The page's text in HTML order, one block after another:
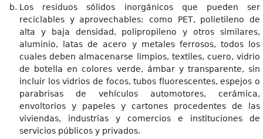
Los residuos sólidos inorgánicos que pueden ser
reciclables y aprovechables: como PET, polietileno de
alta y baja densidad, polipropileno y otros similares,
aluminio, latas de acero y metales ferrosos, todos los
cuales deben almacenarse limpios, textiles, cuero, vidrio
de botella en colores verde, ámbar y transparente, sin
incluir los vidrios de focos, tubos fluorescentes, espejos o
parabrisas de vehículos automotores, cerámica,
envoltorios y papeles y cartones procedentes de las
viviendas, industrias y comercios e instituciones de
servicios públicos y privados.